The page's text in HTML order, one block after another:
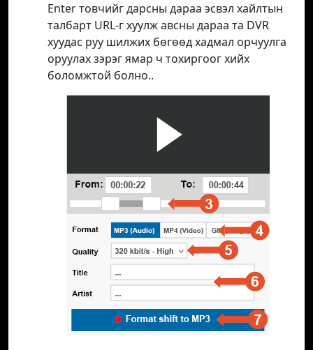
Enter товчийг дарсны дараа эсвэл хайлтын
талбарт URL-г хуулж авсны дараа та DVR
хуудас руу шилжих бөгөөд хадмал орчуулга
оруулах зэрэг ямар ч тохиргоог хийх
боломжтой болно..